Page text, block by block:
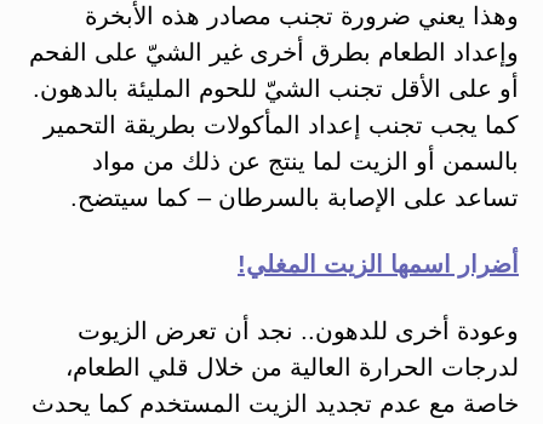
وهذا يعني ضرورة تجنب مصادر هذه الأبخرة
وإعداد الطعام بطرق أخرى غير الشيّ على الفحم
أو على الأقل تجنب الشيّ للحوم المليئة بالدهون.
كما يجب تجنب إعداد المأكولات بطريقة التحمير
بالسمن أو الزيت لما ينتج عن ذلك من مواد
تساعد على الإصابة بالسرطان – كما سيتضح.
أضرار اسمها الزيت المغلي!
وعودة أخرى للدهون.. نجد أن تعرض الزيوت
لدرجات الحرارة العالية من خلال قلي الطعام،
خاصة مع عدم تجديد الزيت المستخدم كما يحدث